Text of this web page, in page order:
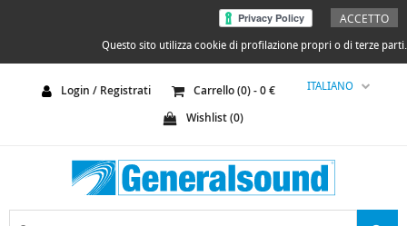
ACCETTO
Questo sito utilizza cookie di profilazione propri o di terze parti.
ITALIANO
Login / Registrati Carrello (0) -0€
Wishlist (0)